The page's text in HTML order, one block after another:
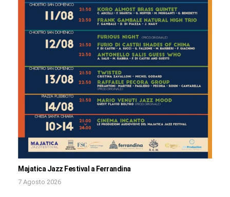
Majatica Jazz Festival a Ferrandina
7 Agosto 2026